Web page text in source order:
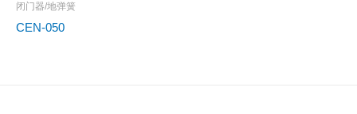
闭门器/地弹簧
CEN-050